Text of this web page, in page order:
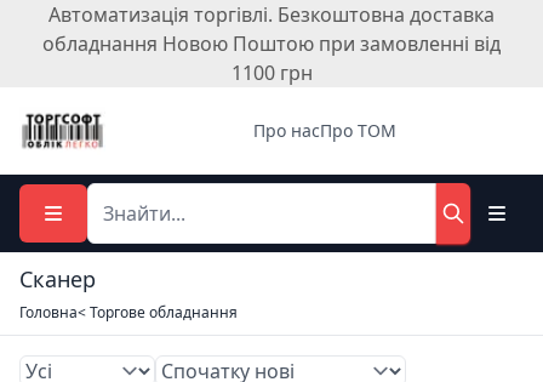
Автоматизація торгівлі. Безкоштовна доставка
обладнання Новою Поштою при замовленні від
1100 грн
Про насПро ТОМ
Сканер
Головна< Торгове обладнання